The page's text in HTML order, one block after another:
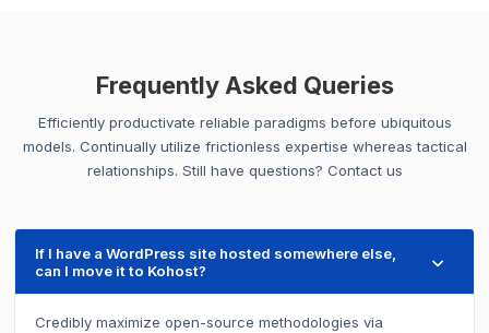
Frequently Asked Queries
Efficiently productivate reliable paradigms before ubiquitous
models. Continually utilize frictionless expertise whereas tactical
relationships. Still have questions? Contact us
If I have a WordPress site hosted somewhere else,
can I move it to Kohost?
Credibly maximize open-source methodologies via